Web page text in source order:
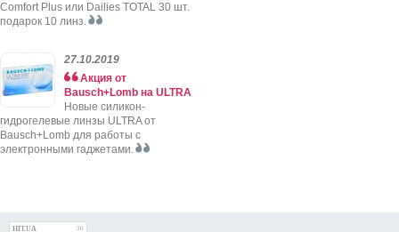
Comfort Plus или Dailies TOTAL 30 шт.
подарок 10 линз.
27.10.2019
Акция от
Bausch+Lomb на ULTRA
Новые силикон-
гидрогелевые линзы ULTRA от
Bausch+Lomb для работы с
электронными гаджетами.
HIT.UA 30